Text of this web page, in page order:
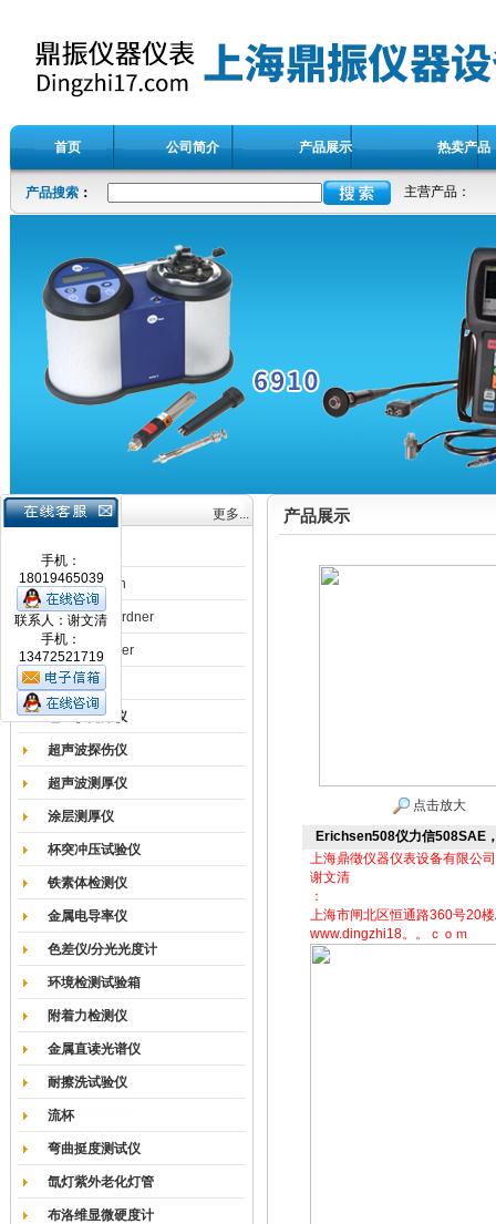
首页 公司简介 产品展示 热卖产品
产品搜索 ： 主营产品：
手机：
18019465039
联系人：谢文清
手机：
13472521719
产品目录 更多...
涂膜机
德国Erichsen
德国BYK-Gardner
英国Elcometer
耐磨试验机
色差仪光泽仪
超声波探伤仪
超声波测厚仪
涂层测厚仪
杯突冲压试验仪
铁素体检测仪
金属电导率仪
色差仪/分光光度计
环境检测试验箱
附着力检测仪
金属直读光谱仪
耐擦洗试验仪
流杯
弯曲挺度测试仪
氙灯紫外老化灯管
布洛维显微硬度计
产品展示
点击放大
Erichsen508仪力信508SAE
上海鼎徵仪器仪表设备有限公司
谢文清
：
上海市闸北区恒通路360号20
www.dingzhi18。。ｃｏｍ